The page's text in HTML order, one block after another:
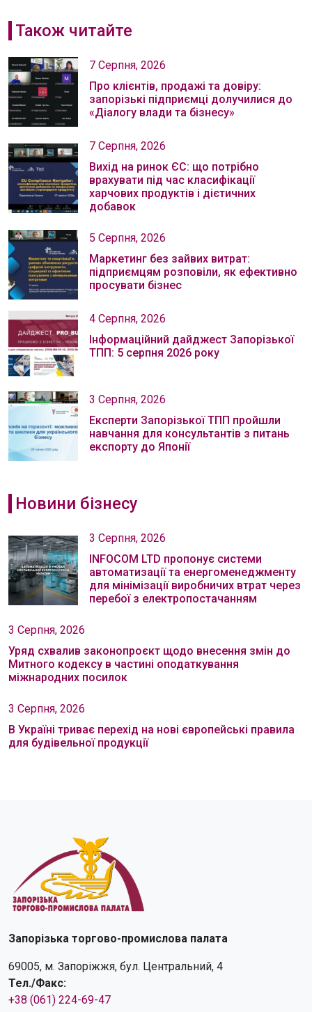
Також читайте
7 Серпня, 2026
Про клієнтів, продажі та довіру:
запорізькі підприємці долучилися до
«Діалогу влади та бізнесу»
7 Серпня, 2026
Вихід на ринок ЄС: що потрібно
врахувати під час класифікації
харчових продуктів і дієтичних
добавок
5 Серпня, 2026
Маркетинг без зайвих витрат:
підприємцям розповіли, як ефективно
просувати бізнес
4 Серпня, 2026
Інформаційний дайджест Запорізької
ТПП: 5 серпня 2026 року
3 Серпня, 2026
Експерти Запорізької ТПП пройшли
навчання для консультантів з питань
експорту до Японії
Новини бізнесу
3 Серпня, 2026
INFOCOM LTD пропонує системи
автоматизації та енергоменеджменту
для мінімізації виробничих втрат через
перебої з електропостачанням
3 Серпня, 2026
Уряд схвалив законопроєкт щодо внесення змін до
Митного кодексу в частині оподаткування
міжнародних посилок
3 Серпня, 2026
В Україні триває перехід на нові європейські правила
для будівельної продукції
Запорізька торгово-промислова палата
69005, м. Запоріжжя, бул. Центральний, 4
Тел./Факс:
+38 (061) 224-69-47